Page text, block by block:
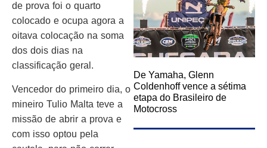
de prova foi o quarto
colocado e ocupa agora a
oitava colocação na soma
dos dois dias na
classificação geral.
Vencedor do primeiro dia, o
mineiro Tulio Malta teve a
missão de abrir a prova e
com isso optou pela
De Yamaha, Glenn
Coldenhoff vence a sétima
etapa do Brasileiro de
Motocross